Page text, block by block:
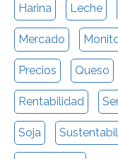
Harina Leche
Mercado
Precios Queso
Rentabilidad
Soja